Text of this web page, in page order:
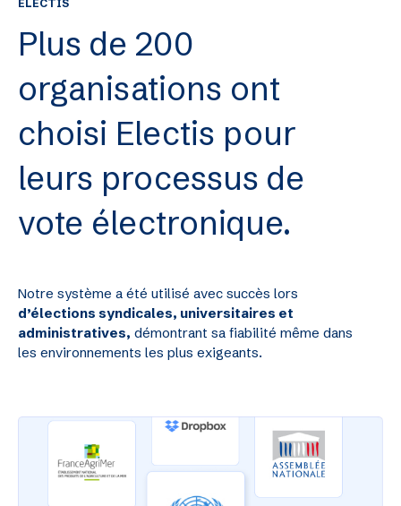
ELECTIS
Plus de 200
organisations ont
choisi Electis pour
leurs processus de
vote électronique.
Notre système a été utilisé avec succès lors
d’élections syndicales, universitaires et
administratives, démontrant sa fiabilité même dans
les environnements les plus exigeants.